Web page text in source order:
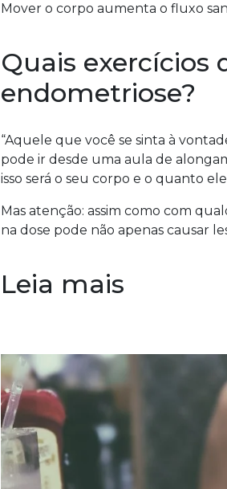
Mover o corpo aumenta o fluxo
Quais exercícios
endometriose?
“Aquele que você se sinta à
pode ir desde uma aula de
isso será o seu corpo e o quanto
Mas atenção: assim como com
na dose pode não apenas causar
Leia mais